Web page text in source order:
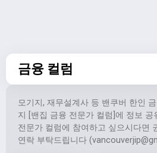
금융 컬럼
모기지, 재무설계사 등 밴쿠버 한인
지 [밴집 금융 전문가 컬럼]에 정보 공
전문가 컬럼에 참여하고 싶으시다면
연락 부탁드립니다 (